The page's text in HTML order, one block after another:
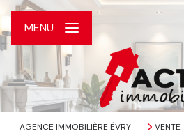
MENU
AGENCE IMMOBILIÈRE ÉVRY VENTE